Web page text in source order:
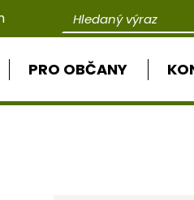
Hledaný výraz
rozšířené
PRO OBČANY